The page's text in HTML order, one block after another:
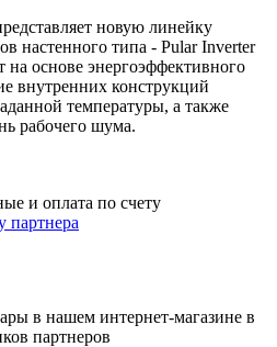
новую линейку
настенного типа - Pular Inverter
основе энергоэффективного
внутренних конструкций
температуры, а также
рабочего шума.
и оплата по счету
партнера
в нашем интернет-магазине в
партнеров